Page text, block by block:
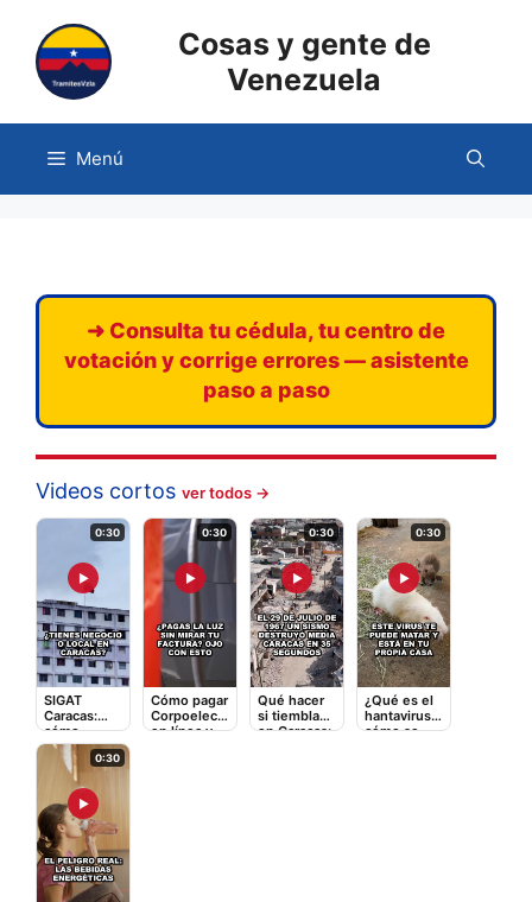
contenido
Cosas y gente de
Venezuela
Menú
➜ Consulta tu cédula, tu centro de
votación y corrige errores — asistente
paso a paso
Videos cortos ver todos →
▶
0:30
SIGAT
Caracas:
cómo
registrarte y
pagar
impuestos
en línea
▶
0:30
Cómo pagar
Corpoelec
en línea y
▶
0:30
Qué hacer
si tiembla
en Caracas:
▶
0:30
¿Qué es el
hantavirus y
cómo se
▶
0:30